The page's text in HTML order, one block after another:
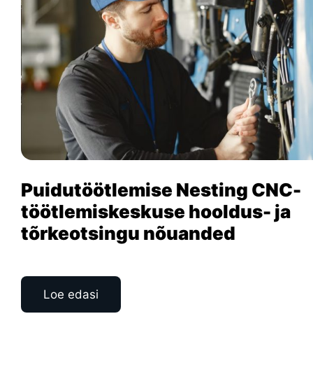
Puidutöötlemise Nesting CNC-
töötlemiskeskuse hooldus- ja
tõrkeotsingu nõuanded
Loe edasi